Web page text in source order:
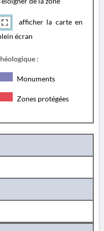
afficher la carte en
écran
:
Monuments
Zones protégées